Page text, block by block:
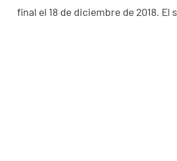
final el 18 de diciembre de 2018.